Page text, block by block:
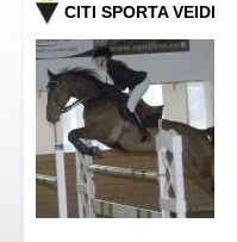
CITI SPORTA VEIDI